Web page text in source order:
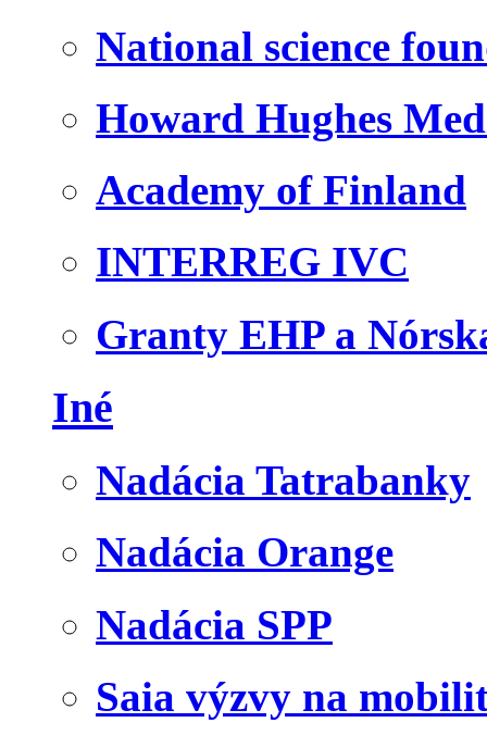
National science
Howard Hughes
Academy of Finland
INTERREG IVC
Granty EHP a
Iné
Nadácia Tatrabanky
Nadácia Orange
Nadácia SPP
Saia výzvy na